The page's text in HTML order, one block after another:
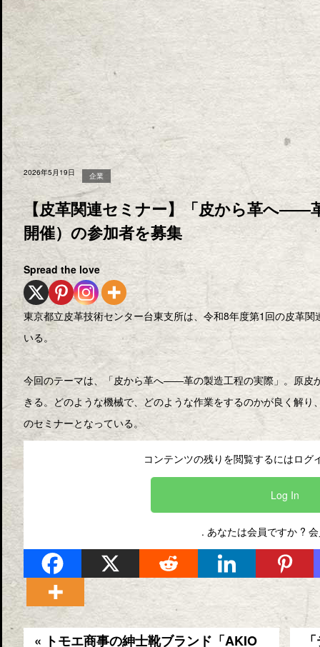
2026年5月19日 企業
【皮革関連セミナー】「皮から革へ――
開催）の参加者を募集
Spread the love
東京都立皮革技術センター台東支所は、令和8年度第1回の皮革
いる。
今回のテーマは、「皮から革へ――革の製造工程の実際」。原皮
きる。どのような機械で、どのような作業をするのかが良く解
のセミナーとなっている。
コンテンツの残りを閲覧するにはログ
Log In
. あなたは会員ですか ?
« トモエ商事の紳士靴ブランド「AKIO